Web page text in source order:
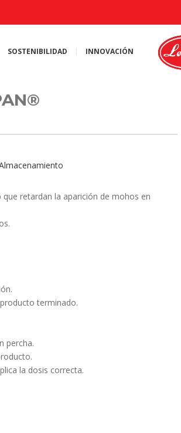
SOSTENIBILIDAD INNOVACIÓN
retardan la aparición de mohos en
terminado.
percha.
la dosis correcta.